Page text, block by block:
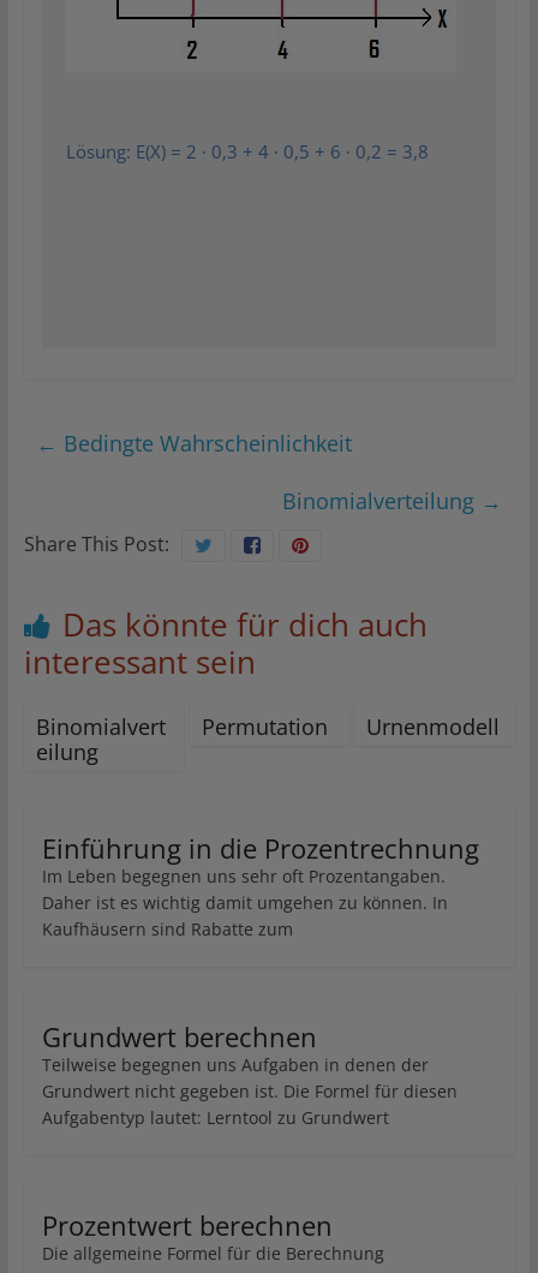
Lösung: E(X) = 2 · 0,3 + 4 · 0,5 + 6 · 0,2 = 3,8
← Bedingte Wahrscheinlichkeit
Binomialverteilung →
Share This Post:
Das könnte für dich auch
interessant sein
Binomialvert
eilung
Permutation Urnenmodell
Einführung in die Prozentrechnung
Im Leben begegnen uns sehr oft Prozentangaben.
Daher ist es wichtig damit umgehen zu können. In
Kaufhäusern sind Rabatte zum
Grundwert berechnen
Teilweise begegnen uns Aufgaben in denen der
Grundwert nicht gegeben ist. Die Formel für diesen
Aufgabentyp lautet: Lerntool zu Grundwert
Prozentwert berechnen
Die allgemeine Formel für die Berechnung